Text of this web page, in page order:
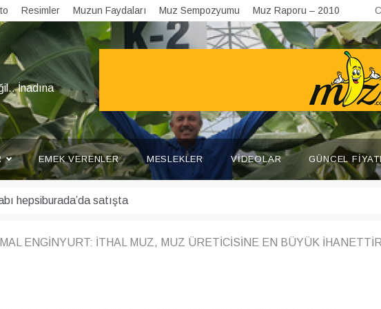
Resimler Muzun Faydaları Muz Sempozyumu Muz Raporu – 2010
İnadına
EMEK VERENLER MESLEKLER VIDEOLAR GÜNCEL
yayınlandı
ENGİNYURT: İTHAL MUZ, MUZ ÜRETİCİSİNE EN BÜYÜK İHANETTİR